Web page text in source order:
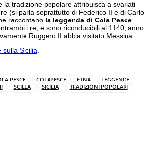
la tradizione popolare attribuisca a svariati
(si parla soprattutto di Federico II e di Carlo
raccontano la leggenda di Cola Pesce
i re, e sono riconducibili al 1140, anno
Ruggero II abbia visitato Messina.
sulla Sicilia
PESCE COLAPESCE ETNA
LEGGENDE
SCILLA SICILIA TRADIZIONI POPOLARI